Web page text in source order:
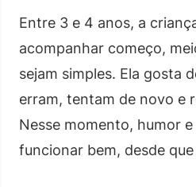
Entre 3 e 4 anos, a
acompanhar começo,
sejam simples. Ela gosta
erram, tentam de novo e
Nesse momento, humor
funcionar bem, desde